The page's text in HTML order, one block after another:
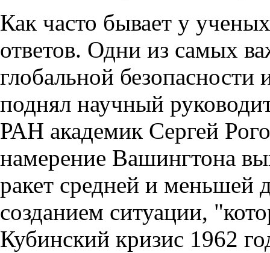
Как часто бывает у
ответов. Одни из самых
глобальной безопасности
поднял научный
РАН академик Сергей
намерение Вашингтона
ракет средней и
созданием ситуации,
Кубинский кризис 1962